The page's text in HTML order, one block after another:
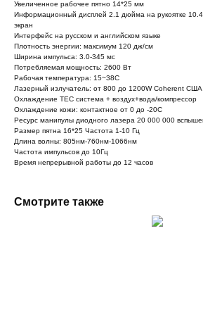
Увеличенное рабочее пятно 14*25 мм
Информационный дисплей 2.1 дюйма на рукоятке
экран
Интерфейс на русском и английском языке
Плотность энергии: максимум 120 дж/см
Ширина импульса: 3.0-345 мс
Потребляемая мощность: 2600 Вт
Рабочая температура: 15~38C
Лазерный излучатель: от 800 до 1200W Coherent США
Охлаждение ТЕС система + воздух+вода/компрессор
Охлаждение кожи: контактное от 0 до -20C
Ресурс манипулы диодного лазера 20 000 000
Размер пятна 16*25 Частота 1-10 Гц
Длина волны: 805нм-760нм-1066нм
Частота импульсов до 10Гц
Время непрерывной работы до 12 часов
Смотрите также